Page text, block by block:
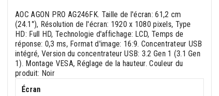
AOC AGON PRO AG246FK. Taille de l'écran: 61,2 cm
(24.1"), Résolution de l'écran: 1920 x 1080 pixels, Type
HD: Full HD, Technologie d'affichage: LCD, Temps de
réponse: 0,3 ms, Format d'image: 16:9. Concentrateur USB
intégré, Version du concentrateur USB: 3.2 Gen 1 (3.1 Gen
1). Montage VESA, Réglage de la hauteur. Couleur du
produit: Noir
Écran